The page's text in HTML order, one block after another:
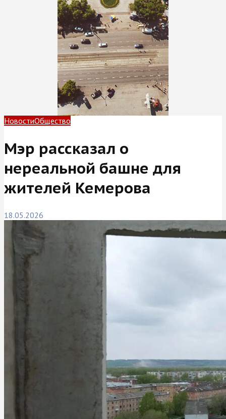
НовостиОбщество
Мэр рассказал о
нереальной башне для
жителей Кемерова
18.05.2026